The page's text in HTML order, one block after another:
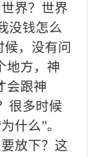
界？世界
没钱怎么
候，没有问
地方，神
会跟神
很多时候
什么”。
放下？这